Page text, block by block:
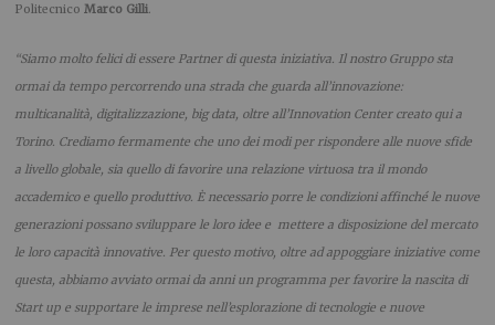
PolitecnicoMarco Gilli.
“Siamo molto felici di essere Partner di questa iniziativa. Il nostro Gruppo sta
ormai da tempo percorrendo una strada che guarda all’innovazione:
multicanalità, digitalizzazione, big data, oltre all’Innovation Center creato qui a
Torino. Crediamo fermamente che uno dei modi per rispondere alle nuove sfide
a livello globale, sia quello di favorire una relazione virtuosa tra il mondo
accademico e quello produttivo. È necessario porre le condizioni affinché le nuove
generazioni possano sviluppare le loro idee e mettere a disposizione del mercato
le loro capacità innovative. Per questo motivo, oltre ad appoggiare iniziative come
questa, abbiamo avviato ormai da anni un programma per favorire la nascita di
Start up e supportare le imprese nell’esplorazione di tecnologie e nuove